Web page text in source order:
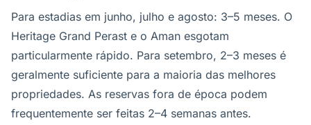
Para estadias em junho, julho e agosto: 3–5 meses. O
Heritage Grand Perast e o Aman esgotam
particularmente rápido. Para setembro, 2–3 meses é
geralmente suficiente para a maioria das melhores
propriedades. As reservas fora de época podem
frequentemente ser feitas 2–4 semanas antes.